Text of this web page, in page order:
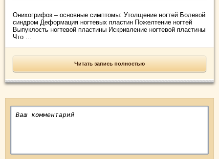
Онихогрифоз – основные симптомы: Утолщение ногтей Болевой
синдром Деформация ногтевых пластин Пожелтение ногтей
Выпуклость ногтевой пластины Искривление ногтевой пластины
Что ...
Читать запись полностью